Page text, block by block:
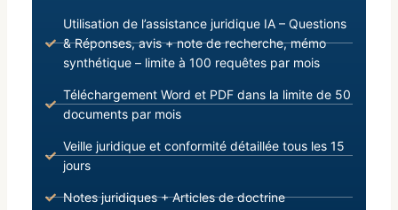
Utilisation de l’assistance juridique IA – Questions
& Réponses, avis + note de recherche, mémo
synthétique – limite à 100 requêtes par mois
Téléchargement Word et PDF dans la limite de 50
documents par mois
Veille juridique et conformité détaillée tous les 15
jours
Notes juridiques + Articles de doctrine